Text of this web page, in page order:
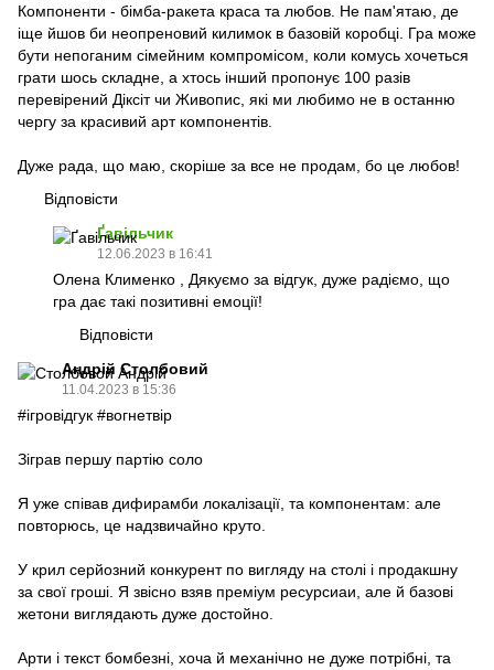
Компоненти - бімба-ракета краса та любов. Не пам'ятаю, де
іще йшов би неопреновий килимок в базовій коробці. Гра може
бути непоганим сімейним компромісом, коли комусь хочеться
грати шось складне, а хтось інший пропонує 100 разів
перевірений Діксіт чи Живопис, які ми любимо не в останню
чергу за красивий арт компонентів.
Дуже рада, що маю, скоріше за все не продам, бо це любов!
Відповісти
Ґавільчик
12.06.2023 в 16:41
Олена Клименко , Дякуємо за відгук, дуже радіємо, що
гра дає такі позитивні емоції!
Відповісти
Андрій Столбовий
11.04.2023 в 15:36
#ігровідгук #вогнетвір
Зіграв першу партію соло
Я уже співав дифирамби локалізації, та компонентам: але
повторюсь, це надзвичайно круто.
У крил серйозний конкурент по вигляду на столі і продакшну
за свої гроші. Я звісно взяв преміум ресурсиаи, але й базові
жетони виглядають дуже достойно.
Арти і текст бомбезні, хоча й механічно не дуже потрібні, та